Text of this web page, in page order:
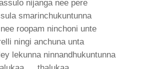
nijanga nee pere
smarinchukuntunna
roopam ninchoni unte
ningi anchuna unta
lekunna ninnandhukuntunna